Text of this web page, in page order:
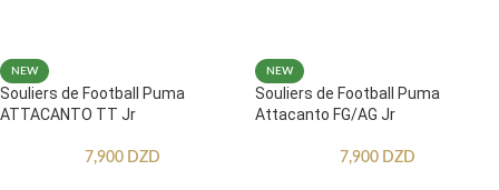
NEW
Souliers de Football Puma
ATTACANTO TT Jr
7,900 DZD
NEW
Souliers de Football Puma
Attacanto FG/AG Jr
7,900 DZD